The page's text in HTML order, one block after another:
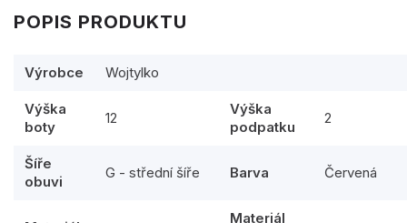
POPIS PRODUKTU
Výrobce Wojtylko
Výška
boty
12
Výška
podpatku
2
Šíře
obuvi
G - střední šíře Barva Červená
Materiál